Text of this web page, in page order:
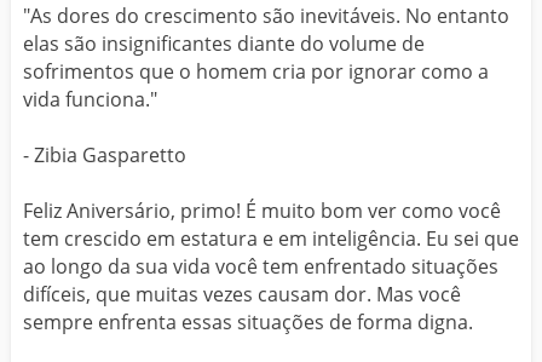
"As dores do crescimento são inevitáveis. No entanto
elas são insignificantes diante do volume de
sofrimentos que o homem cria por ignorar como a
vida funciona."
- Zibia Gasparetto
Feliz Aniversário, primo! É muito bom ver como você
tem crescido em estatura e em inteligência. Eu sei que
ao longo da sua vida você tem enfrentado situações
difíceis, que muitas vezes causam dor. Mas você
sempre enfrenta essas situações de forma digna.